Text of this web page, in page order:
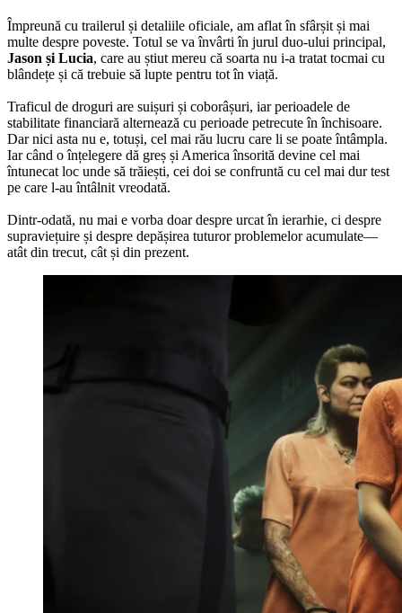
Împreună cu trailerul și detaliile oficiale, am aflat în sfârșit și mai
multe despre poveste. Totul se va învârti în jurul duo-ului principal,
Jason și Lucia, care au știut mereu că soarta nu i-a tratat tocmai cu
blândețe și că trebuie să lupte pentru tot în viață.
Traficul de droguri are suișuri și coborâșuri, iar perioadele de
stabilitate financiară alternează cu perioade petrecute în închisoare.
Dar nici asta nu e, totuși, cel mai rău lucru care li se poate întâmpla.
Iar când o înțelegere dă greș și America însorită devine cel mai
întunecat loc unde să trăiești, cei doi se confruntă cu cel mai dur test
pe care l-au întâlnit vreodată.
Dintr-odată, nu mai e vorba doar despre urcat în ierarhie, ci despre
supraviețuire și despre depășirea tuturor problemelor acumulate—
atât din trecut, cât și din prezent.